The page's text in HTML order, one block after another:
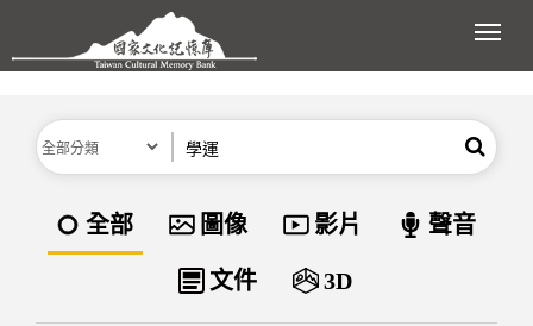
跳到主要內容區塊
展
分類 搜尋
資料類型
全部 圖像 影片 聲音
文件 3D